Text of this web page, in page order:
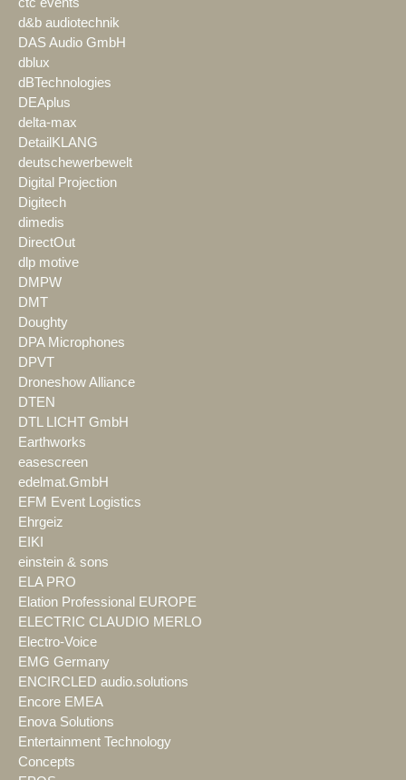
d&b audiotechnik
DAS Audio GmbH
dblux
dBTechnologies
DEAplus
delta-max
DetailKLANG
deutschewerbewelt
Digital Projection
Digitech
dimedis
DirectOut
dlp motive
DMPW
DMT
Doughty
DPA Microphones
DPVT
Droneshow Alliance
DTEN
DTL LICHT GmbH
Earthworks
easescreen
edelmat.GmbH
EFM Event Logistics
Ehrgeiz
EIKI
einstein & sons
ELA PRO
Elation Professional EUROPE
ELECTRIC CLAUDIO MERLO
Electro-Voice
EMG Germany
ENCIRCLED audio.solutions
Encore EMEA
Enova Solutions
Entertainment Technology
Concepts